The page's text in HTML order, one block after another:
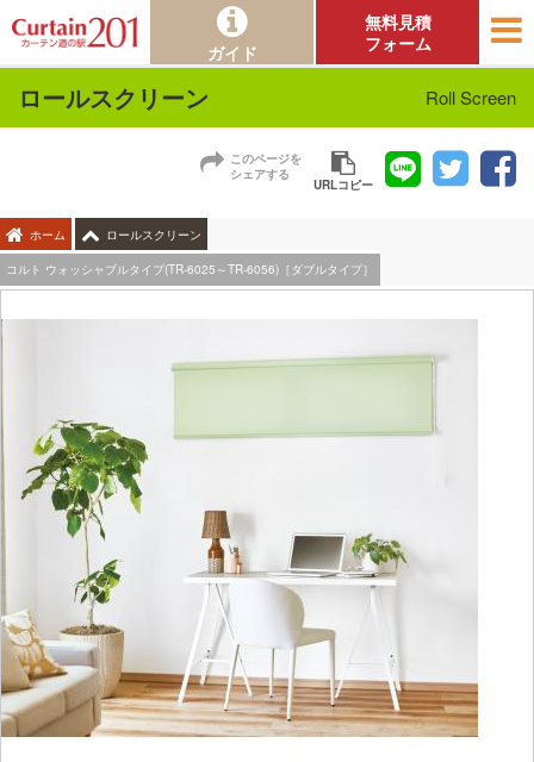
ガイド
無料見積
フォーム
ロールスクリーン Roll Screen
このページを
シェアする
URLコピー
ホーム ロールスクリーン
コルト ウォッシャブルタイプ(TR-6025～TR-6056)［ダブルタイプ］